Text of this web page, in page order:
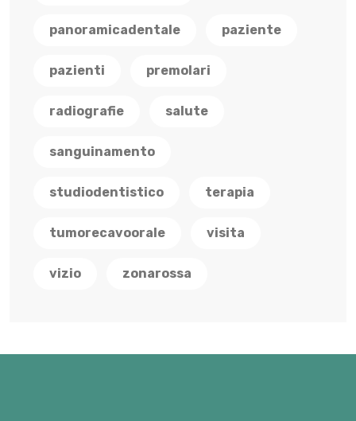
panoramicadentale paziente
pazienti premolari
radiografie salute
sanguinamento
studiodentistico terapia
tumorecavoorale visita
vizio zonarossa